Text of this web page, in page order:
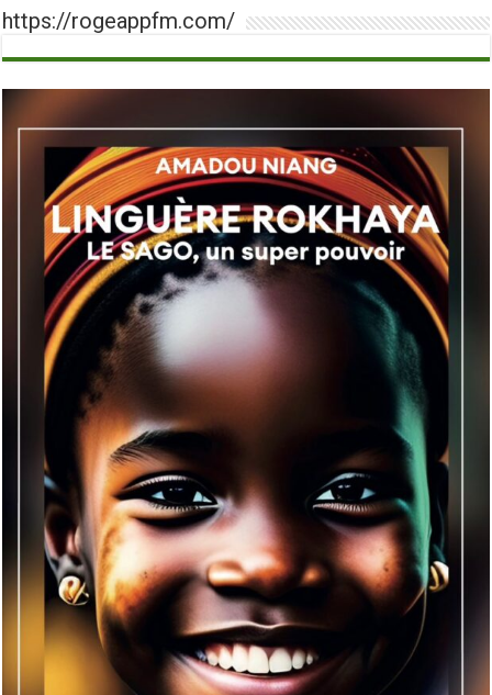
https://rogeappfm.com/